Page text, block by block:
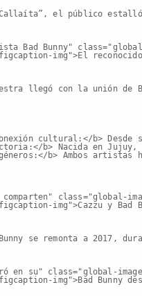
el público
Bad Bunny"
img">El
llegó con la unión de
cultural:</b> Desde
b> Nacida en
b> Ambos artistas
class="global-
img">Cazzu y Bad
se remonta a 2017,
en su" class="global-
img">Bad Bunny